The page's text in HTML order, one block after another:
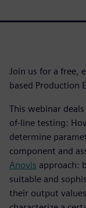
Join us for a free,
based Production
This webinar
of-line testing:
determine
component and
Anovis approach:
suitable and
their output